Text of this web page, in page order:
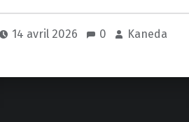
14 avril 2026 0 Kaneda